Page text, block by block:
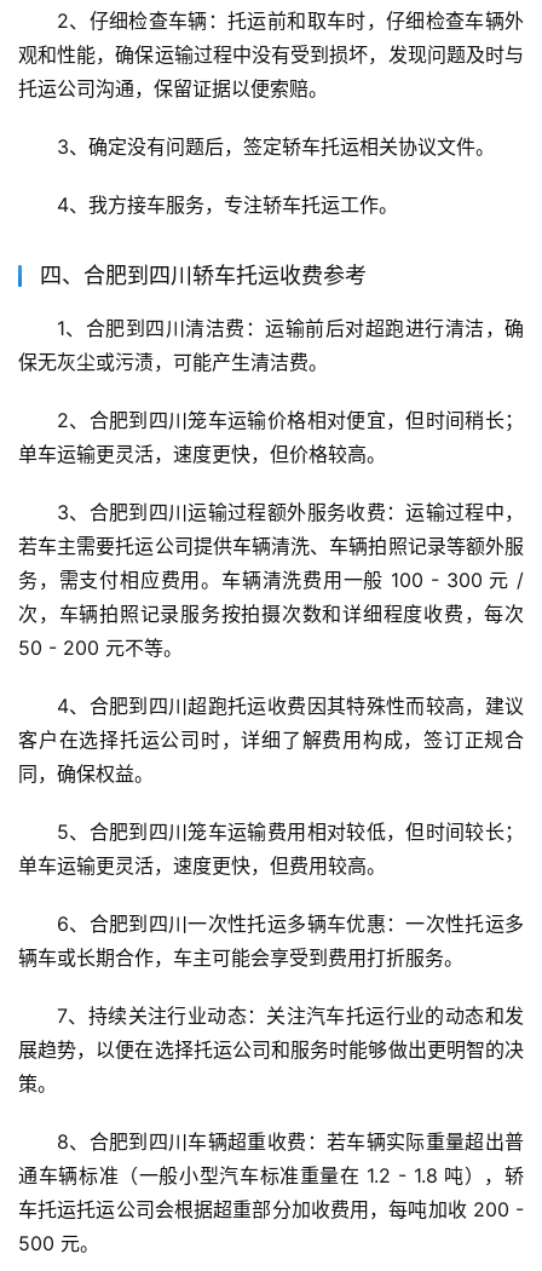
2、仔细检查车辆：托运前和取车时，仔细检查车辆外
观和性能，确保运输过程中没有受到损坏，发现问题及时与
托运公司沟通，保留证据以便索赔。
3、确定没有问题后，签定轿车托运相关协议文件。
4、我方接车服务，专注轿车托运工作。
四、合肥到四川轿车托运收费参考
1、合肥到四川清洁费：运输前后对超跑进行清洁，确
保无灰尘或污渍，可能产生清洁费。
2、合肥到四川笼车运输价格相对便宜，但时间稍长；
单车运输更灵活，速度更快，但价格较高。
3、合肥到四川运输过程额外服务收费：运输过程中，
若车主需要托运公司提供车辆清洗、车辆拍照记录等额外服
务，需支付相应费用。车辆清洗费用一般 100 - 300 元 /
次，车辆拍照记录服务按拍摄次数和详细程度收费，每次
50 - 200 元不等。
4、合肥到四川超跑托运收费因其特殊性而较高，建议
客户在选择托运公司时，详细了解费用构成，签订正规合
同，确保权益。
5、合肥到四川笼车运输费用相对较低，但时间较长；
单车运输更灵活，速度更快，但费用较高。
6、合肥到四川一次性托运多辆车优惠：一次性托运多
辆车或长期合作，车主可能会享受到费用打折服务。
7、持续关注行业动态：关注汽车托运行业的动态和发
展趋势，以便在选择托运公司和服务时能够做出更明智的决
策。
8、合肥到四川车辆超重收费：若车辆实际重量超出普
通车辆标准（一般小型汽车标准重量在 1.2 - 1.8 吨），轿
车托运托运公司会根据超重部分加收费用，每吨加收 200 -
500 元。